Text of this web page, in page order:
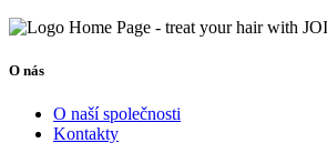
O nás
O naší společnosti
Kontakty